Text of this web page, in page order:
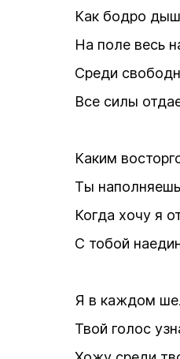
Как бодро
На поле весь
Среди
Все силы
Каким
Ты
Когда хочу я
С тобой
Я в каждом
Твой голос